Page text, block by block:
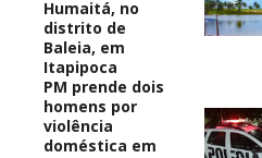
Humaitá, no
distrito de
Baleia, em
Itapipoca
PM prende dois
homens por
violência
doméstica em